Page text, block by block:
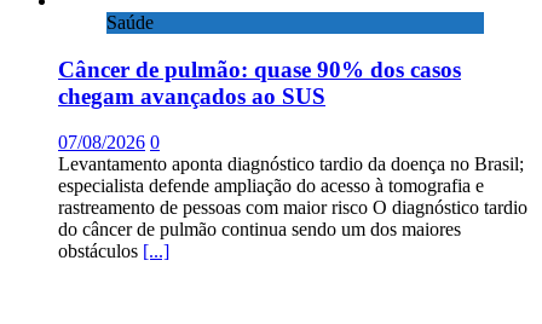
Saúde
Câncer de pulmão: quase 90% dos casos
chegam avançados ao SUS
07/08/2026 0
Levantamento aponta diagnóstico tardio da doença no Brasil;
especialista defende ampliação do acesso à tomografia e
rastreamento de pessoas com maior risco O diagnóstico tardio
do câncer de pulmão continua sendo um dos maiores
obstáculos [...]